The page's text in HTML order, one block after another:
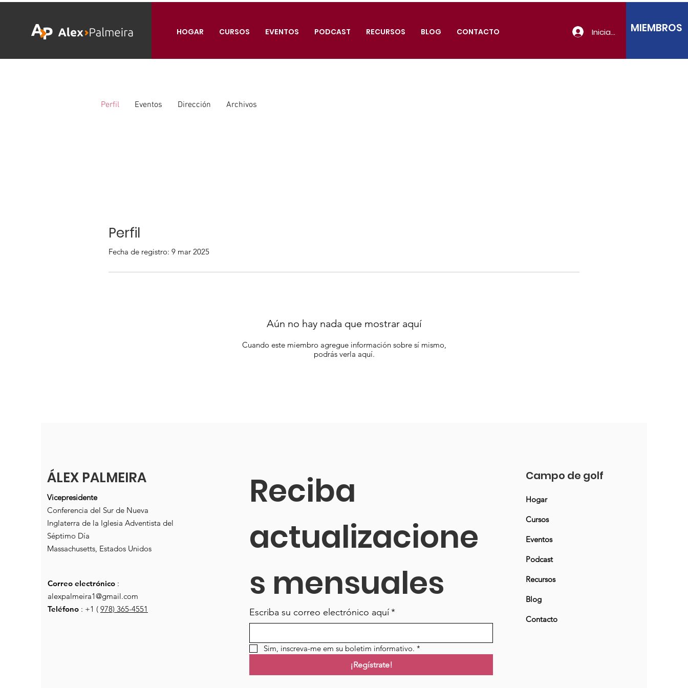
HOGAR CURSOS EVENTOS PODCAST RECURSOS BLOG CONTACTO Iniciar sesiónMIEMBROS
Perfil
Fecha de registro: 9 mar 2025
Aún no hay nada que mostrar aquí
Cuando este miembro agregue información sobre sí mismo,
podrás verla aquí.
Perfil Eventos Dirección Archivos
ÁLEX PALMEIRA
Vicepresidente
Conferencia del Sur de Nueva
Inglaterra de la Iglesia Adventista del
Séptimo Día
Massachusetts, Estados Unidos
Correo electrónico :
alexpalmeira1@gmail.com
Teléfono : +1 ( 978) 365-4551
Reciba
actualizacione
s mensuales
Escriba su correo electrónico aquí*
Sim, inscreva-me em su boletim informativo. *
¡Regístrate!
Campo de golf
Hogar
Cursos
Eventos
Podcast
Recursos
Blog
Contacto